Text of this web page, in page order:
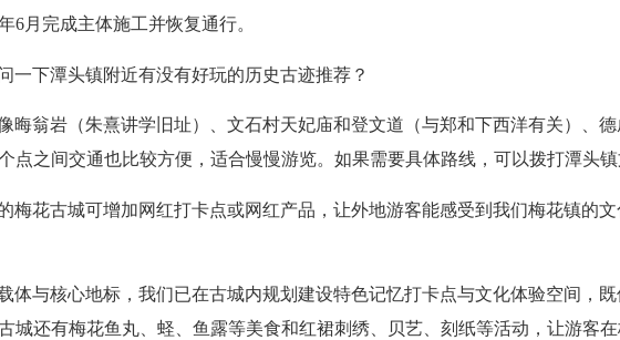
6月完成主体施工并恢复通行。
一下潭头镇附近有没有好玩的历史古迹推荐？
晦翁岩（朱熹讲学旧址）、文石村天妃庙和登文道（与郑和下西洋有关）、
之间交通也比较方便，适合慢慢游览。如果需要具体路线，可以拨打潭头镇
梅花古城可增加网红打卡点或网红产品，让外地游客能感受到我们梅花镇的
体与核心地标，我们已在古城内规划建设特色记忆打卡点与文化体验空间，
城还有梅花鱼丸、蛏、鱼露等美食和红裙刺绣、贝艺、刻纸等活动，让游客